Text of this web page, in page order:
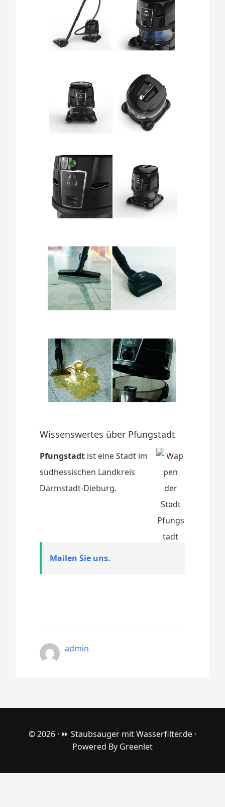
Wissenswertes über Pfungstadt
Pfungstadt ist eine Stadt im
südhessischen Landkreis
Darmstadt-Dieburg.
Mailen Sie uns.
admin
© 2026 · ⏩ Staubsauger mit Wasserfilter.de ·
Powered By Greenlet